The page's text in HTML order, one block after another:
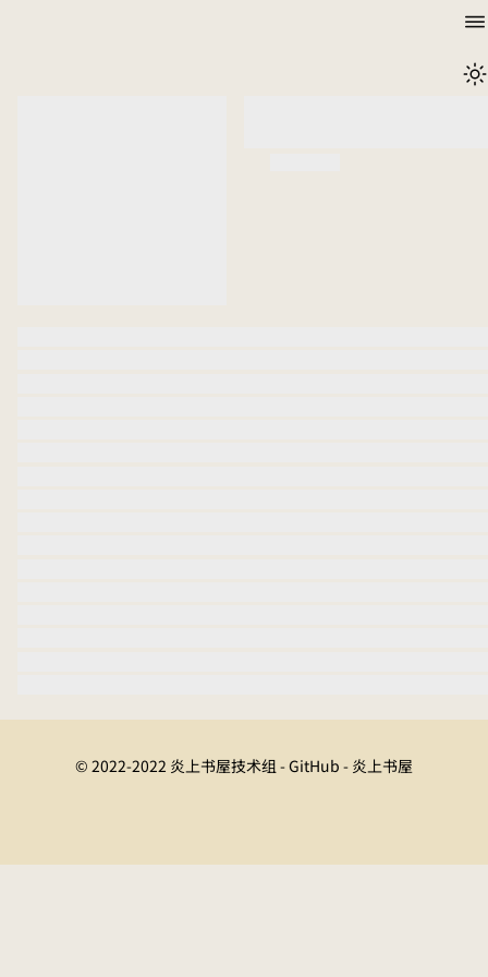
© 2022-2022 炎上书屋技术组 - GitHub - 炎上书屋